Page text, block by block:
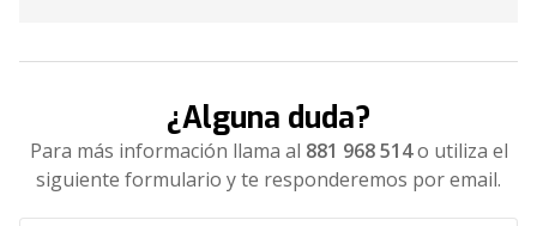
¿Alguna duda?
Para más información llama al 881 968 514o utiliza el
siguiente formulario y te responderemos por email.